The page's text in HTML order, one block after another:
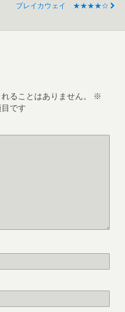
ブレイカウェイ ★★★★☆
ることはありません。
※
です